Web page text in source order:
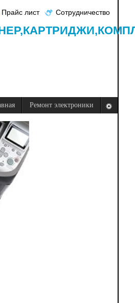
Прайс лист Сотрудничество
КАРТРИДЖИ,
Ремонт электроники